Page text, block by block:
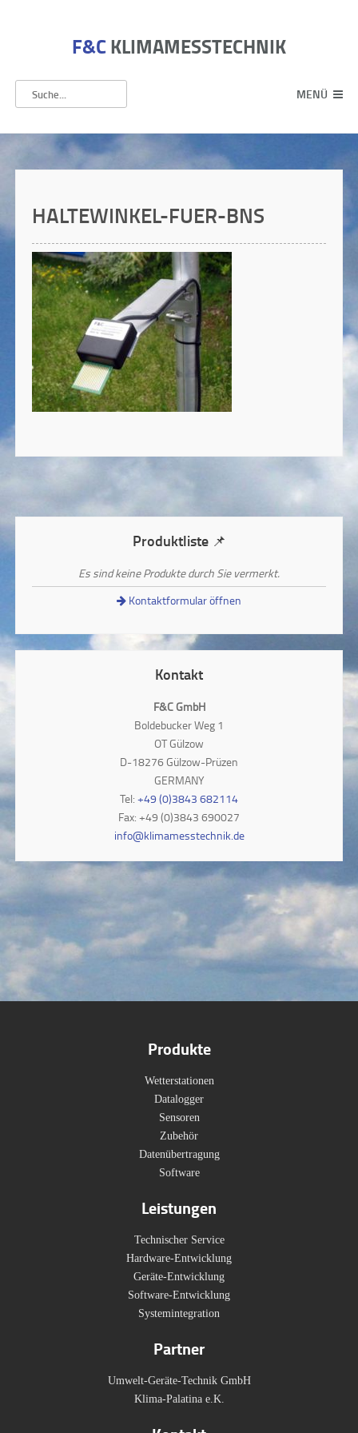
F&C KLIMAMESSTECHNIK
MENÜ
HALTEWINKEL-FUER-BNS
Produktliste 📌
Es sind keine Produkte durch Sie vermerkt.
Kontaktformular öffnen
Kontakt
F&C GmbH
Boldebucker Weg 1
OT Gülzow
D-18276 Gülzow-Prüzen
GERMANY
Tel: +49 (0)3843 682114
Fax: +49 (0)3843 690027
info@klimamesstechnik.de
Produkte
Wetterstationen
Datalogger
Sensoren
Zubehör
Datenübertragung
Software
Leistungen
Technischer Service
Hardware-Entwicklung
Geräte-Entwicklung
Software-Entwicklung
Systemintegration
Partner
Umwelt-Geräte-Technik GmbH
Klima-Palatina e.K.